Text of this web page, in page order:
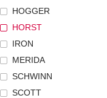
HOGGER
HORST
IRON
MERIDA
SCHWINN
SCOTT